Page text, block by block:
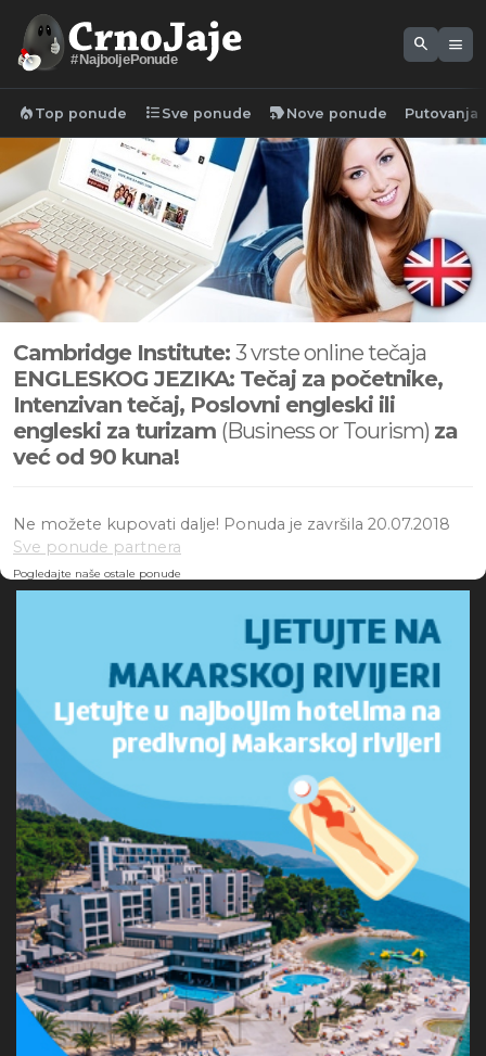
#NajboljePonude
search menu
local_fire_department Top ponude format_list_bulleted Sve ponude new_label Nove ponude Putovanja
Cambridge Institute: 3 vrste online tečaja
ENGLESKOG JEZIKA: Tečaj za početnike,
Intenzivan tečaj, Poslovni engleski ili
engleski za turizam (Business or Tourism) za
već od 90 kuna!
Ne možete kupovati dalje! Ponuda je završila 20.07.2018
Sve ponude partnera
Pogledajte naše ostale ponude